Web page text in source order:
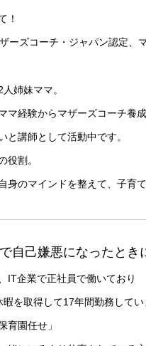
！
ーズコーチ・ジャパン認定、
姉妹ママ。
マ経験からマザーズコーチ養
と講師として活動中です。
役割。
身のマインドを整えて、子育
自己嫌悪になったとき
IT企業で正社員で働いており
を取得して17年間勤務してい
育園任せ」